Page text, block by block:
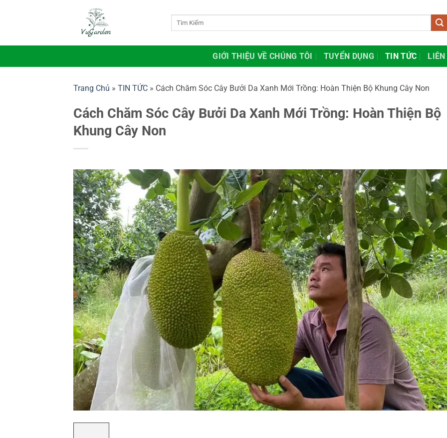
dung
GIỚI THIỆU VỀ CHÚNG TÔI TUYỂN DỤNG TIN TỨC LIÊN
Trang Chủ » TIN TỨC » Cách Chăm Sóc Cây Bưởi Da Xanh Mới Trồng: Hoàn Thiện Bộ Khung Cây Non
Cách Chăm Sóc Cây Bưởi Da Xanh Mới Trồng: Hoàn Thiện Bộ
Khung Cây Non